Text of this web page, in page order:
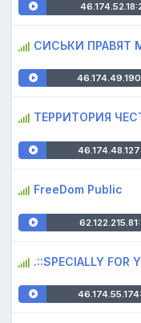
СИСЬКИ ПРАВЯТ
ТЕРРИТОРИЯ
FreeDom Public
.::SPECIALLY FOR